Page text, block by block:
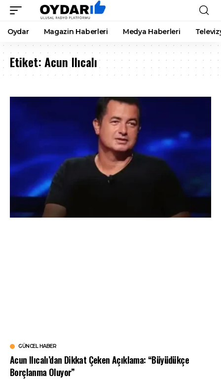
Oydar Magazin Haberleri Medya Haberleri
Etiket:Acun Ilıcalı
GÜNCEL HABER
Acun Ilıcalı’dan Dikkat Çeken Açıklama: “Büyüdükçe
Borçlanma Oluyor”